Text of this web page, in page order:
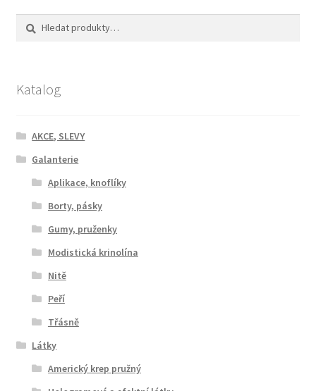
Hledat:
Hledat
Katalog
AKCE, SLEVY
Galanterie
Aplikace, knoflíky
Borty, pásky
Gumy, pruženky
Modistická krinolína
Nitě
Peří
Třásně
Látky
Americký krep pružný